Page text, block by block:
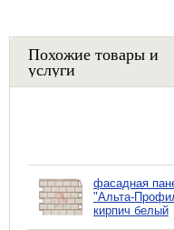
Похожие товары и
услуги
фасадная
"Альта-
кирпич белый